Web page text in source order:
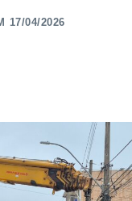
17/04/2026